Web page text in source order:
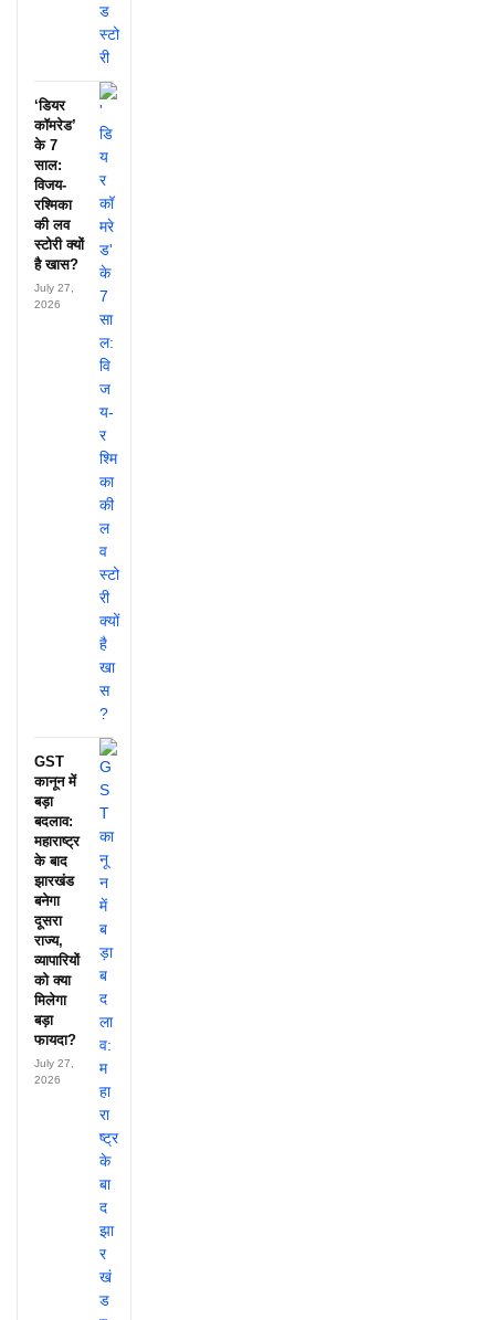
‘डियर
कॉमरेड’
के 7
साल:
विजय-
रश्मिका
की लव
स्टोरी क्यों
है खास?
July 27,
2026
GST
कानून में
बड़ा
बदलाव:
महाराष्ट्र
के बाद
झारखंड
बनेगा
दूसरा
राज्य,
व्यापारियों
को क्या
मिलेगा
बड़ा
फायदा?
July 27,
2026